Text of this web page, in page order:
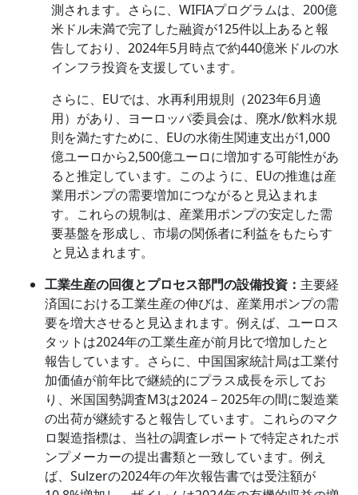
測されます。さらに、WIFIAプログラムは、200億
米ドル未満で完了した融資が125件以上あると報
告しており、2024年5月時点で約440億米ドルの水
インフラ投資を支援しています。
さらに、EUでは、水再利用規則（2023年6月適
用）があり、ヨーロッパ委員会は、廃水/飲料水規
則を満たすために、EUの水衛生関連支出が1,000
億ユーロから2,500億ユーロに増加する可能性があ
ると推定しています。このように、EUの推進は産
業用ポンプの需要増加につながると見込まれま
す。これらの規制は、産業用ポンプの安定した需
要基盤を形成し、市場の関係者に利益をもたらす
と見込まれます。
工業生産の回復とプロセス部門の設備投資： 主要経
済国における工業生産の伸びは、産業用ポンプの需
要を増大させると見込まれます。例えば、ユーロス
タットは2024年の工業生産が前月比で増加したと
報告しています。さらに、中国国家統計局は工業付
加価値が前年比で継続的にプラス成長を示してお
り、米国国勢調査M3は2024－2025年の間に製造業
の出荷が継続すると報告しています。これらのマク
ロ製造指標は、当社の調査レポートで特定されたポ
ンプメーカーの提出書類と一致しています。例え
ば、Sulzerの2024年の年次報告書では受注額が